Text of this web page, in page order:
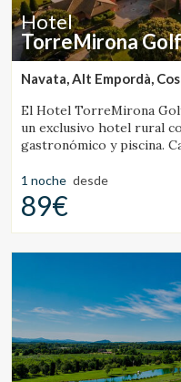
Hotel
TorreMirona Golf
Navata, Alt Empordà,
El Hotel TorreMirona Golf
un exclusivo hotel rural
gastronómico y piscina.
1 noche desde
89€